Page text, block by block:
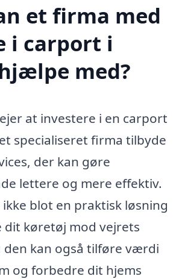
et firma med
i carport i
med?
at investere i en carport
specialiseret firma tilbyde
der kan gøre
lettere og mere effektiv.
blot en praktisk løsning
dit køretøj mod vejrets
kan også tilføre værdi
og forbedre dit hjems